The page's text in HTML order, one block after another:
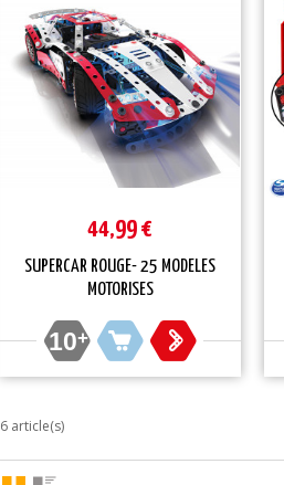
44,99 €
SUPERCAR ROUGE- 25 MODELES
MOTORISES
10+
6 article(s)